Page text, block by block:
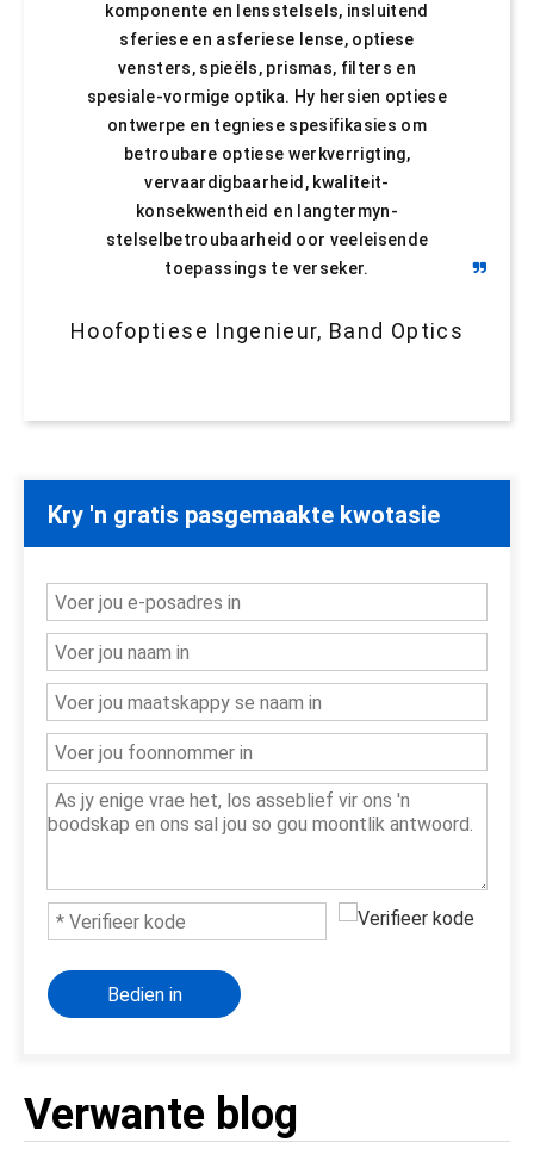
komponente en lensstelsels, insluitend
sferiese en asferiese lense, optiese
vensters, spieëls, prismas, filters en
spesiale-vormige optika. Hy hersien optiese
ontwerpe en tegniese spesifikasies om
betroubare optiese werkverrigting,
vervaardigbaarheid, kwaliteit-
konsekwentheid en langtermyn-
stelselbetroubaarheid oor veeleisende
toepassings te verseker.
Hoofoptiese Ingenieur, Band Optics
Kry 'n gratis pasgemaakte kwotasie
Bedien in
Verwante blog